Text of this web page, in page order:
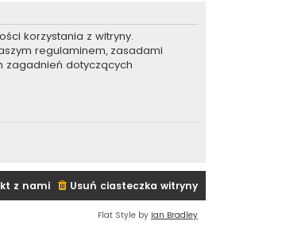
korzystania z witryny.
regulaminem, zasadami
zagadnień dotyczących
Usuń ciasteczka witryny
z nami
Flat Style by Ian Bradley